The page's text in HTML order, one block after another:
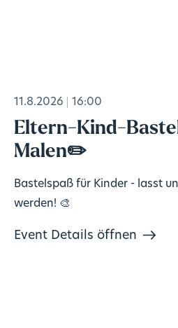
11.8.2026 16:00
Eltern-Kind-
Malen✏️
Bastelspaß für Kinder - lasst
werden! 🎨
Event Details öffnen